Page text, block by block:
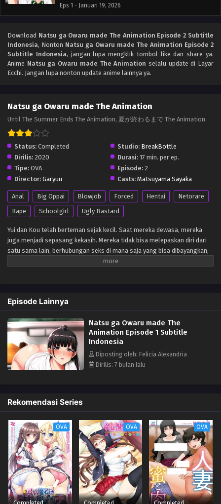
Eps 1 - Januari 19, 2026
Download Natsu ga Owaru made The Animation Episode 2 Subtitle
Indonesia, Nonton Natsu ga Owaru made The Animation Episode 2
Subtitle Indonesia, jangan lupa mengklik tombol like dan share ya.
Anime Natsu ga Owaru made The Animation selalu update di Layar
Ecchi. Jangan lupa nonton update anime lainnya ya.
Natsu ga Owaru made The Animation
Until The Summer Ends The Animation, 夏が終わるまで The Animation
Status: Completed Studio: BreakBottle
Dirilis: 2020 Durasi: 17 min. per ep.
Tipe: OVA Episode: 2
Director: Garyuu Casts: Matsuyama Sayaka
Anal Big Oppai Blowjob Forced Hentai
Netorare
Rape
Schoolgirl Ugly Bastard
Yui dan Kou telah berteman sejak kecil. Saat mereka dewasa, mereka
juga menjadi sepasang kekasih. Mereka tidak bisa melepaskan diri dari
satu sama lain, berhubungan seks di mana saja yang bisa dibayangkan,
termasuk di sekolah. Sayangnya bagi mereka, orang yang bertanggung
kecanduan pada gurunya.
Episode Lainnya
Natsu ga Owaru made The
Animation Episode 1 Subtitle
Indonesia
Diposting oleh: Felicia Alexandria
Dirilis: 7 bulan lalu
Rekomendasi Series
OVA OVA OVA